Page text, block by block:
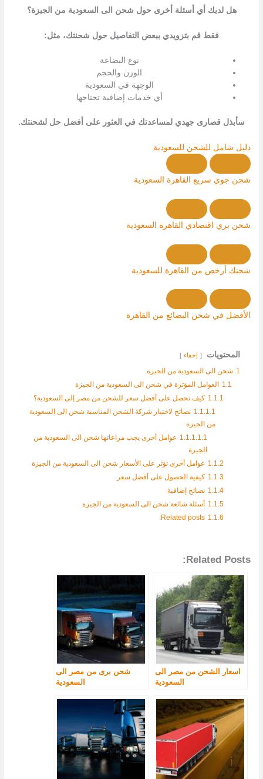
هل لديك أي أسئلة أخرى حول شحن الى السعودية من الجيزة؟
فقط قم بتزويدي ببعض التفاصيل حول شحنتك، مثل:
نوع البضاعة
الوزن والحجم
الوجهة في السعودية
أي خدمات إضافية تحتاجها
سأبذل قصارى جهدي لمساعدتك في العثور على أفضل حل لشحنتك.
دليل شامل للشحن للسعودية
شحن جوي سريع القاهرة السعودية
شحن بري اقتصادي القاهرة السعودية
شحنك أرخص من القاهرة للسعودية
الأفضل في شحن البضائع من القاهرة
المحتويات إخفاء
1 شحن الى السعودية من الجيزة
1.1
العوامل المؤثرة في شحن الى السعودية من الجيزة
1.1.1 كيف تحصل على أفضل سعر للشحن من مصر إلى السعودية؟
1.1.1.1 نصائح لاختيار شركة الشحن المناسبة شحن الى السعودية
من الجيزة
1.1.1.1.1 عوامل أخرى يجب مراعاتها شحن الى السعودية من
الجيزة
1.1.2 عوامل أخرى تؤثر على الأسعار شحن الى السعودية من الجيزة
1.1.3 كيفية الحصول على أفضل سعر
1.1.4 نصائح إضافية
1.1.5
أسئلة شائعة شحن الى السعودية من الجيزة
1.1.6
Related posts:
Related Posts:
اسعار الشحن من مصر الى
السعودية
شحن برى من مصر الى
السعودية